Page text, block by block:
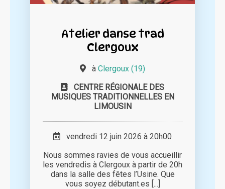
Atelier danse trad
Clergoux
à Clergoux (19)
CENTRE RÉGIONALE DES
MUSIQUES TRADITIONNELLES EN
LIMOUSIN
vendredi 12 juin 2026 à 20h00
Nous sommes ravies de vous accueillir
les vendredis à Clergoux à partir de 20h
dans la salle des fêtes l’Usine. Que
vous soyez débutant.es [...]